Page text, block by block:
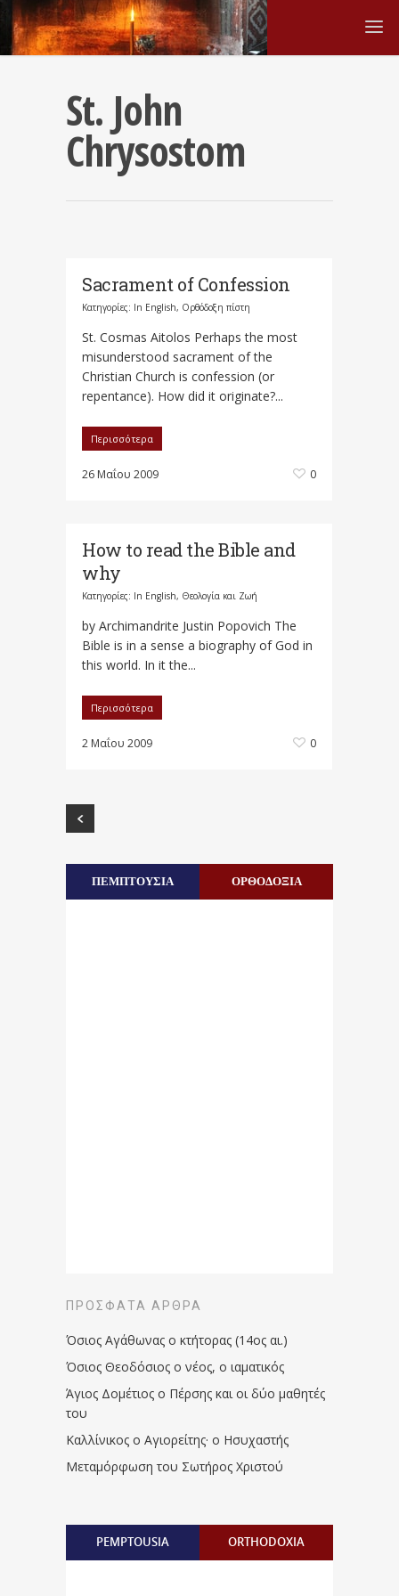
St. John
Chrysostom
Sacrament of Confession
Κατηγορίες: In English, Ορθόδοξη πίστη
St. Cosmas Aitolos Perhaps the most
misunderstood sacrament of the
Christian Church is confession (or
repentance). How did it originate?...
Περισσότερα
26 Μαΐου 2009 0
How to read the Bible and
why
Κατηγορίες: In English, Θεολογία και Ζωή
by Archimandrite Justin Popovich The
Bible is in a sense a biography of God in
this world. In it the...
Περισσότερα
2 Μαΐου 2009 0
ΠΕΜΠΤΟΥΣΙΑ ΟΡΘΟΔΟΞΙΑ
ΠΡΌΣΦΑΤΑ ΆΡΘΡΑ
Όσιος Αγάθωνας ο κτήτορας (14ος αι.)
Όσιος Θεοδόσιος ο νέος, ο ιαματικός
Άγιος Δομέτιος ο Πέρσης και οι δύο μαθητές
του
Καλλίνικος ο Αγιορείτης · ο Ησυχαστής
Μεταμόρφωση του Σωτήρος Χριστού
PEMPTOUSIA ORTHODOXIA